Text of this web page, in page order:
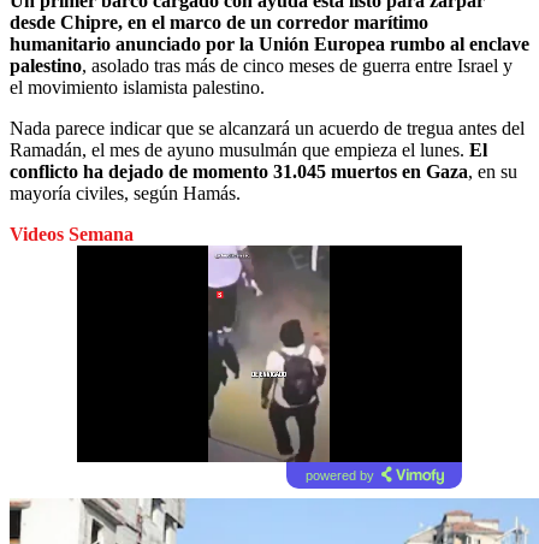
desde Chipre, en el marco de un corredor marítimo
humanitario anunciado por la Unión Europea rumbo al enclave
palestino, asolado tras más de cinco meses de guerra entre Israel y
el movimiento islamista palestino.
Nada parece indicar que se alcanzará un acuerdo de tregua antes del
Ramadán, el mes de ayuno musulmán que empieza el lunes. El
conflicto ha dejado de momento 31.045 muertos en Gaza, en su
mayoría civiles, según Hamás.
Videos Semana
powered by